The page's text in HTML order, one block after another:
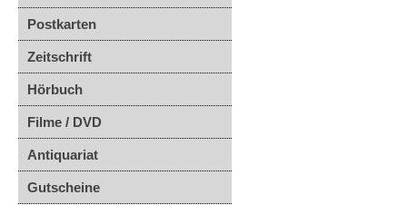
Postkarten
Zeitschrift
Hörbuch
Filme / DVD
Antiquariat
Gutscheine